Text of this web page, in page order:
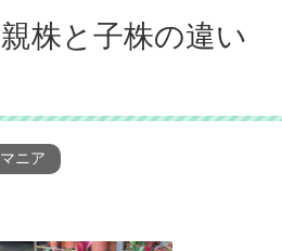
株と子株の違い
ニア